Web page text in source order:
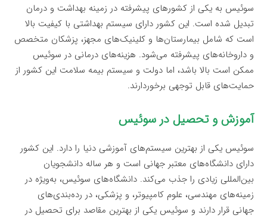
سوئیس به یکی از کشورهای پیشرفته در زمینه بهداشت و درمان
تبدیل شده است. این کشور دارای سیستم بهداشتی با کیفیت بالا
است که شامل بیمارستان‌ها و کلینیک‌های مجهز، پزشکان متخصص
و داروخانه‌های پیشرفته می‌شود. هزینه‌های درمانی در سوئیس
ممکن است بالا باشد، اما دولت و سیستم بیمه سلامت این کشور از
حمایت‌های قابل توجهی برخوردارند.
آموزش و تحصیل در سوئیس
سوئیس یکی از بهترین سیستم‌های آموزشی دنیا را دارد. این کشور
دارای دانشگاه‌های معتبر جهانی است و هر ساله دانشجویان
بین‌المللی زیادی را جذب می‌کند. دانشگاه‌های سوئیس، به‌ویژه در
زمینه‌های مهندسی، علوم کامپیوتر، و پزشکی، در رده‌بندی‌های
جهانی قرار دارند و سوئیس یکی از بهترین مقاصد برای تحصیل در